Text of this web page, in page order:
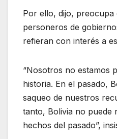
Por ello, dijo, preocupa
personeros de
refieran con interés a
“Nosotros no estamos
historia. En el pasado,
saqueo de nuestros
tanto, Bolivia no puede
hechos del pasado”,